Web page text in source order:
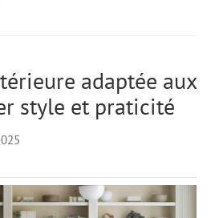
adaptée aux
style et praticité